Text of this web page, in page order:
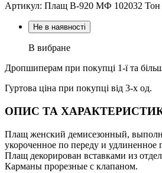
Артикул: Плащ В-920 МФ 102032 Тон
Не в наявності
В вибране
Дропшиперам при покупці 1-ї та
Гуртова ціна при покупці від 3-х од.
ОПИС ТА
Плащ женский демисезонный,
укороченное по переду и удлиненное
Плащ декорирован вставками из
Карманы прорезные с клапаном.